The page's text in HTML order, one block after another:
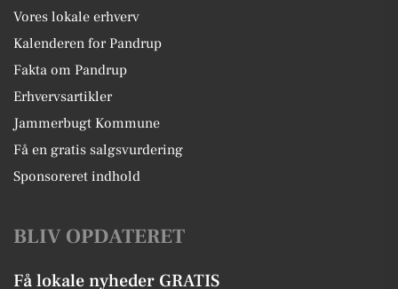
Vores lokale erhverv
Kalenderen for Pandrup
Fakta om Pandrup
Erhvervsartikler
Jammerbugt Kommune
Få en gratis salgsvurdering
Sponsoreret indhold
BLIV OPDATERET
Få lokale nyheder GRATIS